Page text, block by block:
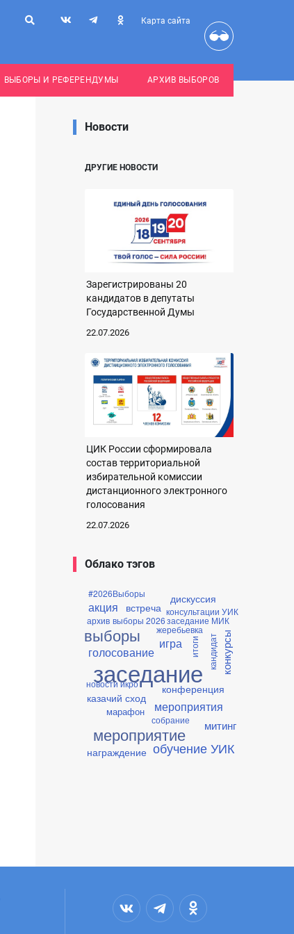
Карта сайта
ВЫБОРЫ И РЕФЕРЕНДУМЫ АРХИВ ВЫБОРОВ
Новости
ДРУГИЕ НОВОСТИ
Зарегистрированы 20
кандидатов в депутаты
Государственной Думы
22.07.2026
ЦИК России сформировала
состав территориальной
избирательной комиссии
дистанционного электронного
голосования
22.07.2026
Облако тэгов
#2026Выборы
акция
архив
встреча
выборы
выборы 2026
голосование
дискуссия
жеребьевка
заседание
заседание МИК
игра итоги
казачий сход
кандидат конкурсы
консультации УИК
конференция
марафон
мероприятие
мероприятия
митинг
награждение
новости икро
обучение УИК
собрание